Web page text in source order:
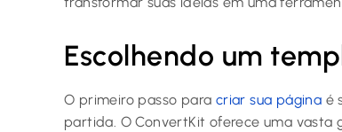
Escolhendo um
O primeiro passo para criar sua página é
partida. O ConvertKit oferece uma vasta